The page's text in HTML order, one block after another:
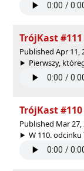
TrójKast
Published Apr 11,
Pierwszy,
TrójKast
Published Mar 27,
W 110.